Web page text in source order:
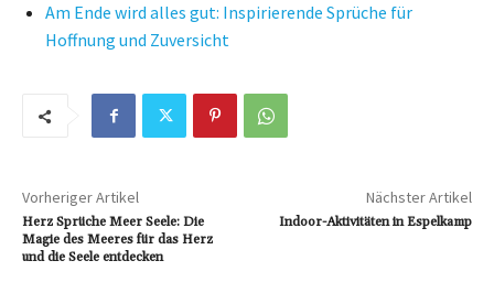
Am Ende wird alles gut: Inspirierende Sprüche für
Hoffnung und Zuversicht
Vorheriger Artikel
Herz Sprüche Meer Seele: Die
Magie des Meeres für das Herz
und die Seele entdecken
Nächster Artikel
Indoor-Aktivitäten in Espelkamp